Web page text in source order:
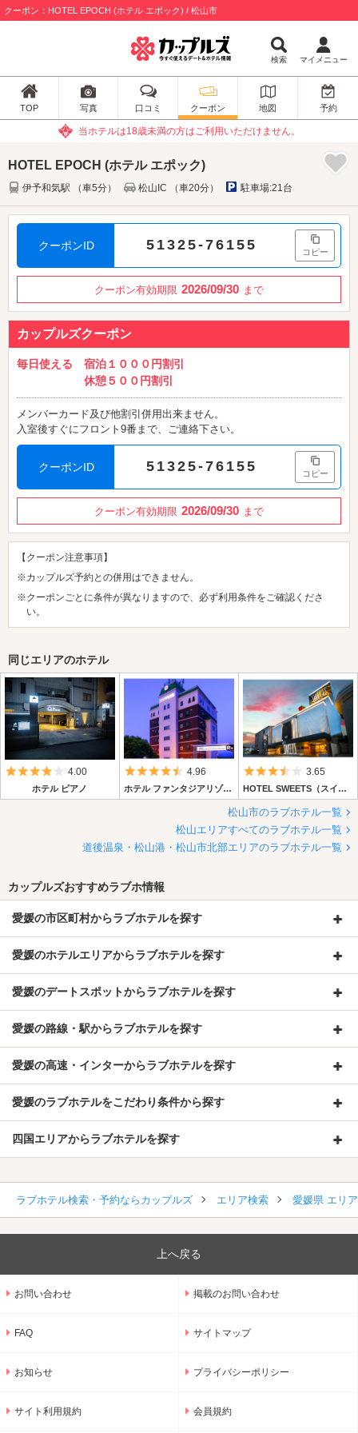
クーポン：HOTEL EPOCH (ホテル エポック) / 松山市
検索 マイメニュー
TOP 写真 口コミ クーポン 地図 予約
当ホテルは18歳未満の方はご利用いただけません。
HOTEL EPOCH (ホテル エポック)
伊予和気駅 （車5分） 松山IC （車20分） 駐車場:21台
クーポンID 51325-76155 コピー
クーポン有効期限 2026/09/30 まで
カップルズクーポン
毎日使える 宿泊１０００円割引
休憩５００円割引
メンバーカード及び他割引併用出来ません。
入室後すぐにフロント9番まで、ご連絡下さい。
クーポンID 51325-76155 コピー
クーポン有効期限 2026/09/30 まで
【クーポン注意事項】
※カップルズ予約との併用はできません。
※クーポンごとに条件が異なりますので、必ず利用条件をご確認くださ
い。
同じエリアのホテル
5つ星のうち4
4.00
ホテル ピアノ
5つ星のうち4.5
4.96
ホテル ファンタジアリゾート
5つ星のうち
3.65
HOTEL SWEETS（スイーツ）【HAYAMA HOTELS】
松山市のラブホテル一覧
松山エリアすべてのラブホテル一覧
道後温泉・松山港・松山市北部エリアのラブホテル一覧
カップルズおすすめラブホ情報
愛媛の市区町村からラブホテルを探す
愛媛のホテルエリアからラブホテルを探す
愛媛のデートスポットからラブホテルを探す
愛媛の路線・駅からラブホテルを探す
愛媛の高速・インターからラブホテルを探す
愛媛のラブホテルをこだわり条件から探す
四国エリアからラブホテルを探す
ラブホテル検索・予約ならカップルズ エリア検索 愛媛県 エリ
上へ戻る
お問い合わせ 掲載のお問い合わせ
FAQ サイトマップ
お知らせ プライバシーポリシー
サイト利用規約 会員規約